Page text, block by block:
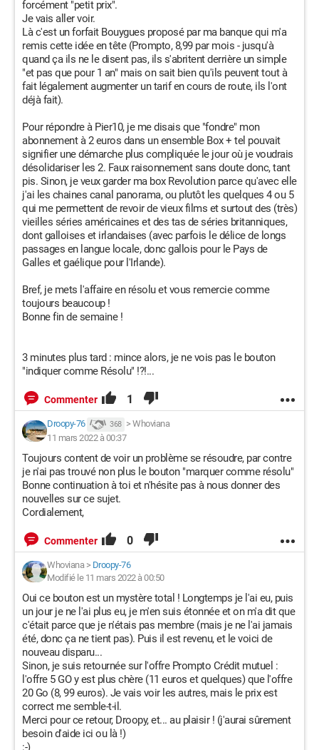
forcément "petit prix".
Je vais aller voir.
Là c'est un forfait Bouygues proposé par ma banque qui m'a
remis cette idée en tête (Prompto, 8,99 par mois - jusqu'à
quand ça ils ne le disent pas, ils s'abritent derrière un simple
"et pas que pour 1 an" mais on sait bien qu'ils peuvent tout à
fait légalement augmenter un tarif en cours de route, ils l'ont
déjà fait).
Pour répondre à Pier10, je me disais que "fondre" mon
abonnement à 2 euros dans un ensemble Box + tel pouvait
signifier une démarche plus compliquée le jour où je voudrais
désolidariser les 2. Faux raisonnement sans doute donc, tant
pis. Sinon, je veux garder ma box Revolution parce qu'avec elle
j'ai les chaines canal panorama, ou plutôt les quelques 4 ou 5
qui me permettent de revoir de vieux films et surtout des (très)
vieilles séries américaines et des tas de séries britanniques,
dont galloises et irlandaises (avec parfois le délice de longs
passages en langue locale, donc gallois pour le Pays de
Galles et gaélique pour l'Irlande).
Bref, je mets l'affaire en résolu et vous remercie comme
toujours beaucoup !
Bonne fin de semaine !
3 minutes plus tard : mince alors, je ne vois pas le bouton
"indiquer comme Résolu" !?!...
Commenter 1
Droopy-76 368 > Whoviana
11 mars 2022 à 00:37
Toujours content de voir un problème se résoudre, par contre
je n'ai pas trouvé non plus le bouton "marquer comme résolu"
Bonne continuation à toi et n'hésite pas à nous donner des
nouvelles sur ce sujet.
Cordialement,
Commenter 0
Whoviana> Droopy-76
Modifié le 11 mars 2022 à 00:50
Oui ce bouton est un mystère total ! Longtemps je l'ai eu, puis
un jour je ne l'ai plus eu, je m'en suis étonnée et on m'a dit que
c'était parce que je n'étais pas membre (mais je ne l'ai jamais
été, donc ça ne tient pas). Puis il est revenu, et le voici de
nouveau disparu...
Sinon, je suis retournée sur l'offre Prompto Crédit mutuel :
l'offre 5 GO y est plus chère (11 euros et quelques) que l'offre
20 Go (8, 99 euros). Je vais voir les autres, mais le prix est
correct me semble-t-il.
Merci pour ce retour, Droopy, et... au plaisir ! (j'aurai sûrement
besoin d'aide ici ou là !)
:-)